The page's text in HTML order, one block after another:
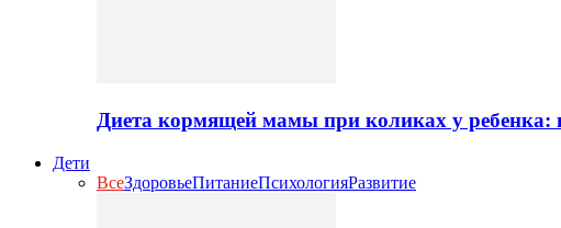
Диета кормящей мамы при коликах у ребенка:
Дети
ВсеЗдоровьеПитаниеПсихологияРазвитие